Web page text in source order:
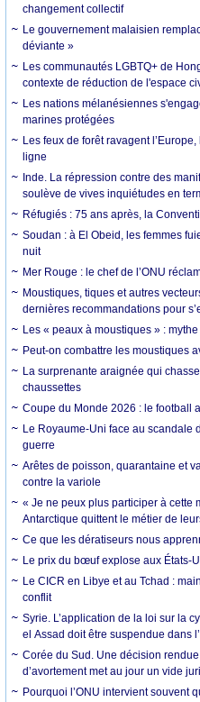
changement collectif
Le gouvernement malaisien
déviante »
Les communautés LGBTQ+ de
contexte de réduction de l'espace
Les nations mélanésiennes
marines protégées
Les feux de forêt ravagent
ligne
Inde. La répression contre des
soulève de vives inquiétudes en
Réfugiés : 75 ans après, la
Soudan : à El Obeid, les femmes
nuit
Mer Rouge : le chef de l’ONU
Moustiques, tiques et autres
dernières recommandations pour
Les « peaux à moustiques » :
Peut-on combattre les moustiques
La surprenante araignée qui
chaussettes
Coupe du Monde 2026 : le football
Le Royaume-Uni face au scandale
guerre
Arêtes de poisson, quarantaine et
contre la variole
« Je ne peux plus participer à cette
Antarctique quittent le métier de
Ce que les dératiseurs nous
Le prix du bœuf explose aux États-
Le CICR en Libye et au Tchad :
conflit
Syrie. L’application de la loi sur la
el Assad doit être suspendue dans
Corée du Sud. Une décision
d’avortement met au jour un vide
Pourquoi l’ONU intervient souvent